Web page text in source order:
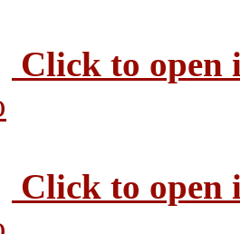
Click to open
Click to open